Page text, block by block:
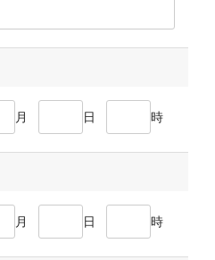
月 日 時
月 日 時